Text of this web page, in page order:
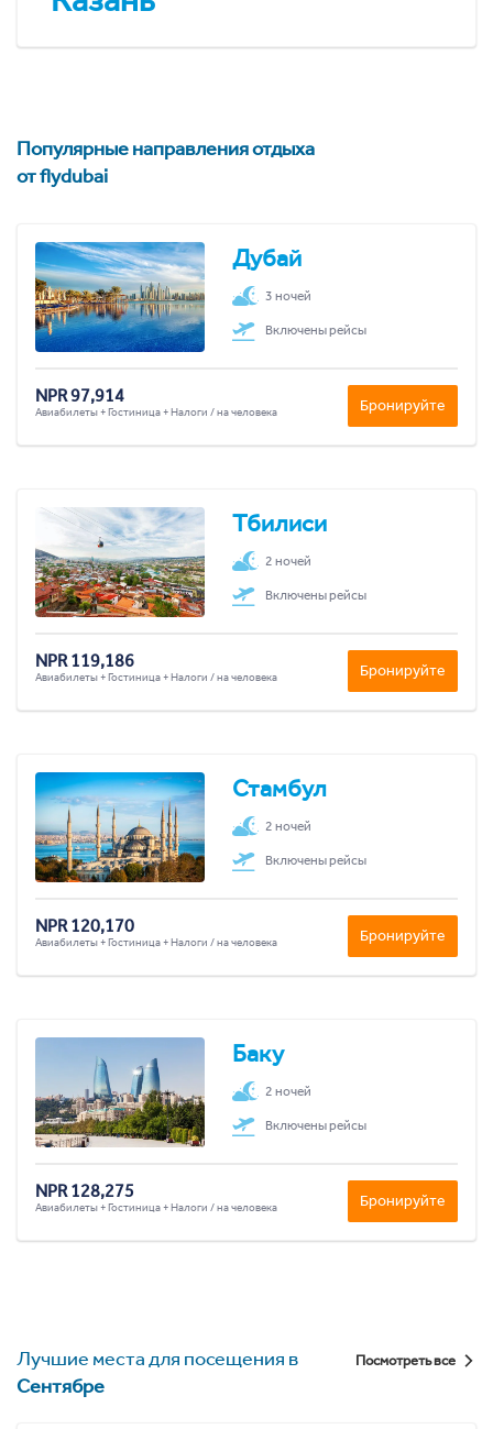
Популярные направления отдыха
от flydubai
Дубай
3 ночей
Включены рейсы
NPR 97,914
Авиабилеты + Гостиница + Налоги / на человека Бронируйте
Тбилиси
2 ночей
Включены рейсы
NPR 119,186
Авиабилеты + Гостиница + Налоги / на человека Бронируйте
Стамбул
2 ночей
Включены рейсы
NPR 120,170
Авиабилеты + Гостиница + Налоги / на человека Бронируйте
Баку
2 ночей
Включены рейсы
NPR 128,275
Авиабилеты + Гостиница + Налоги / на человека Бронируйте
Лучшие места для посещения в
Сентябре
Посмотреть все